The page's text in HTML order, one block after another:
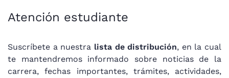
Atención estudiante
Suscríbete a nuestra lista de distribución, en la cual
te mantendremos informado sobre noticias de la
carrera, fechas importantes, trámites, actividades,